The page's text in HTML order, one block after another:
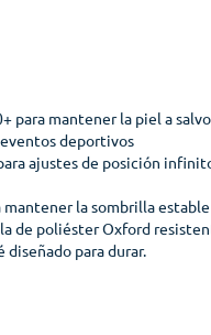
para mantener la piel a
deportivos
ajustes de posición
la sombrilla
de poliéster Oxford
diseñado para durar.